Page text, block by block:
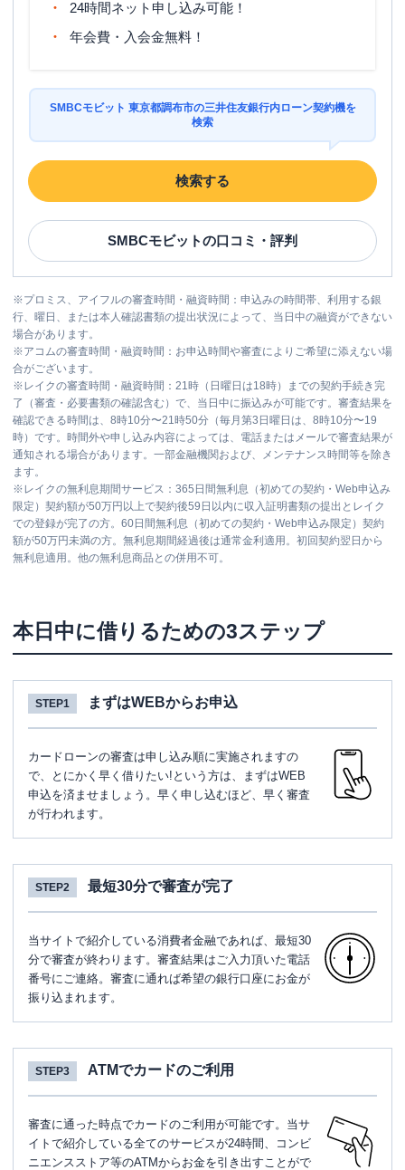
24時間ネット申し込み可能！
年会費・入会金無料！
SMBCモビット 東京都調布市の三井住友銀行内ローン契約機を
検索
検索する
SMBCモビットの口コミ・評判
※プロミス、アイフルの審査時間・融資時間：申込みの時間帯、利用する銀
行、曜日、または本人確認書類の提出状況によって、当日中の融資ができない
場合があります。
※アコムの審査時間・融資時間：お申込時間や審査によりご希望に添えない場
合がございます。
※ レイクの審査時間・融資時間：21時（日曜日は18時）までの契約手続き完
了（審査・必要書類の確認含む）で、当日中に振込みが可能です。審査結果を
確認できる時間は、8時10分〜21時50分（毎月第3日曜日は、8時10分〜19
時）です。時間外や申し込み内容によっては、電話またはメールで審査結果が
通知される場合があります。一部金融機関および、メンテナンス時間等を除き
ます。
※ レイクの無利息期間サービス：365日間無利息（初めての契約・Web申込み
限定）契約額が50万円以上で契約後59日以内に収入証明書類の提出とレイク
での登録が完了の方。60日間無利息（初めての契約・Web申込み限定）契約
額が50万円未満の方。無利息期間経過後は通常金利適用。初回契約翌日から
無利息適用。他の無利息商品との併用不可。
本日中に借りるための3ステップ
STEP1 まずはWEBからお申込
カードローンの審査は申し込み順に実施されますの
で、とにかく早く借りたい!という方は、まずはWEB
申込を済ませましょう。早く申し込むほど、早く審査
が行われます。
STEP2 最短30分で審査が完了
当サイトで紹介している消費者金融であれば、最短30
分で審査が終わります。審査結果はご入力頂いた電話
番号にご連絡。審査に通れば希望の銀行口座にお金が
振り込まれます。
STEP3 ATMでカードのご利用
審査に通った時点でカードのご利用が可能です。当サ
イトで紹介している全てのサービスが24時間、コンビ
ニエンスストア等のATMからお金を引き出すことがで